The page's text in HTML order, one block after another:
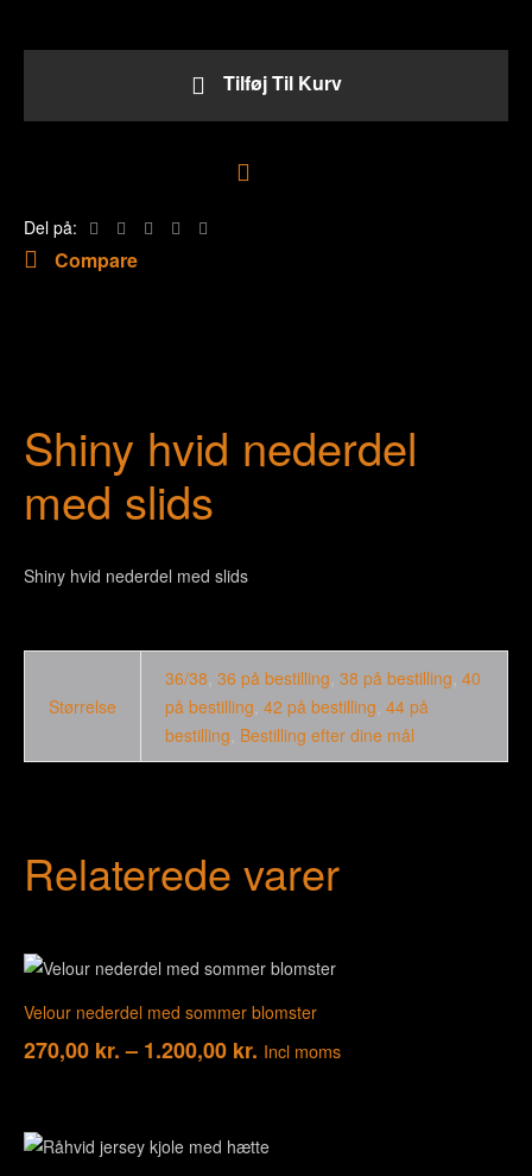
Tilføj Til Kurv
Del på:
Compare
Shiny hvid nederdel
med slids
Shiny hvid nederdel med slids
Størrelse
36/38 36 på bestilling 38 på bestilling 40
på bestilling 42 på bestilling 44 på
bestilling Bestilling efter dine mål
Relaterede varer
Velour nederdel med sommer blomster
270,00 kr. – 1.200,00 kr. Incl moms